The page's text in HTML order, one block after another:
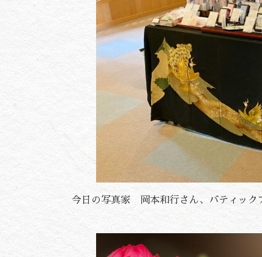
今日の写真家 岡本和行さん、バティック